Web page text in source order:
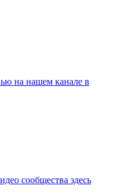
на нашем канале в
сообщества здесь